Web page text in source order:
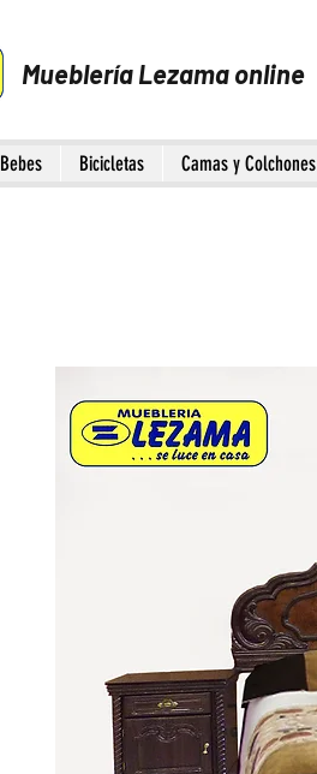
Mueblería Lezama online
Bebes Bicicletas Camas y Colchones